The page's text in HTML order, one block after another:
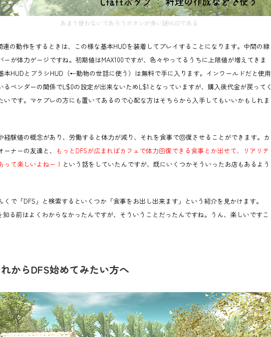
あまり使わないであろうボタンが多い謎HUDである
連の動作をするときは、この様な基本HUDを装着してプレイすることになります。中間の緑
ーが体力ゲージですね。初期値はMAX100ですが、色々やってるうちに上限値が増えてきま
本HUDとブラシHUD（←動物の世話に使う）は無料で手に入ります。インワールドだと使用
るベンダーの関係でL$0の設定が出来ないためL$1となっていますが、購入後代金が戻ってく
いです。マケプレの方にも置いてあるので心配な方はそちらから入手してもいいかもしれま
経験値の概念があり、労働すると体力が減り、それを食事で回復させることができます。カ
ーナーの友達と、 もっとDFSが広まればカフェで体力回復できる食事とか出せて、リアリテ
って楽しいよねー！ という話をしていたんですが、既にいくつかそういったお店もあるよう
くで「DFS」と検索するといくつか「食事をお出し出来ます」という紹介を見かけます。
知る前はよくわからなかったんですが、そういうことだったんですね。うん、楽しいですこ
れからDFS始めてみたい方へ